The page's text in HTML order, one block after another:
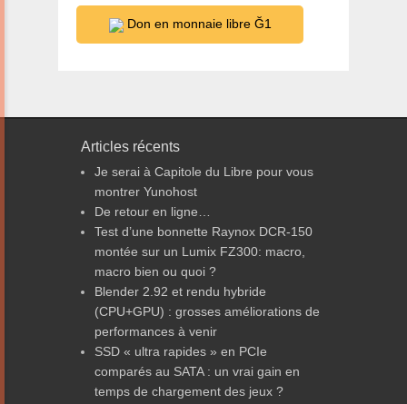
Don en monnaie libre Ğ1
Articles récents
Je serai à Capitole du Libre pour vous
montrer Yunohost
De retour en ligne…
Test d’une bonnette Raynox DCR-150
montée sur un Lumix FZ300: macro,
macro bien ou quoi ?
Blender 2.92 et rendu hybride
(CPU+GPU) : grosses améliorations de
performances à venir
SSD « ultra rapides » en PCIe
comparés au SATA : un vrai gain en
temps de chargement des jeux ?